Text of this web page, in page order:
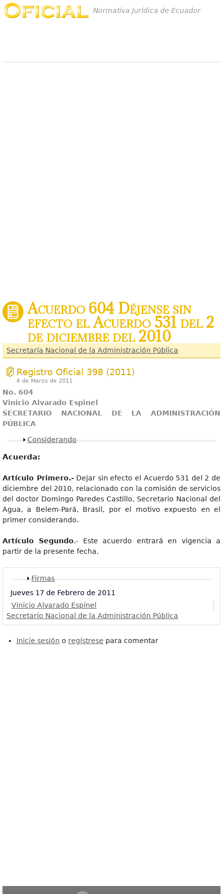
Normativa Jurídica de Ecuador
Acuerdo 604 Déjense sin
efecto el Acuerdo 531 del 2
de diciembre del 2010
Secretaría Nacional de la Administración Pública
Registro Oficial 398 (2011)
4 de Marzo de 2011
No. 604
Vinicio Alvarado Espinel
SECRETARIO NACIONAL DE LA ADMINISTRACIÓN
PÚBLICA
Mostrar
Considerando
Acuerda:
Artículo Primero.- Dejar sin efecto el Acuerdo 531 del 2 de
diciembre del 2010, relacionado con la comisión de servicios
del doctor Domingo Paredes Castillo, Secretario Nacional del
Agua, a Belem-Pará, Brasil, por el motivo expuesto en el
primer considerando.
Artículo Segundo.- Este acuerdo entrará en vigencia a
partir de la presente fecha.
Mostrar
Firmas
Jueves 17 de Febrero de 2011
Vinicio Alvarado Espinel
Secretario Nacional de la Administración Pública
Inicie sesión o regístrese para comentar